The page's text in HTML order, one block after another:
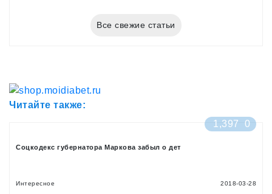
Все свежие статьи
Читайте также:
1,397
0
Соцкодекс губернатора Маркова забыл о дет
Интересное 2018-03-28